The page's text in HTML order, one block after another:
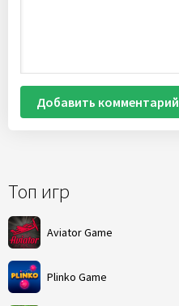
Топ игр
Aviator Game
Plinko Game
Добавить комментарий